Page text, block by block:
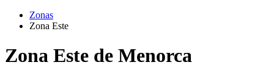
Zonas
Zona Este
Zona Este de Menorca